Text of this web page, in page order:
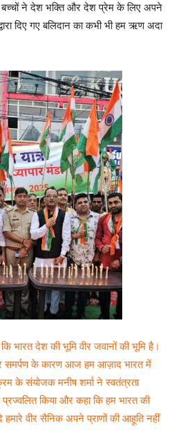
ने देश भक्ति और देश प्रेम के लिए अपने
दिए गए बलिदान का कभी भी हम ऋण अदा
भारत देश की भूमि वीर जवानों की भूमि है।
समर्पण के कारण आज हम आज़ाद भारत में
के संयोजक मनीष शर्मा ने स्वतंत्रता
किया और कहा कि हम भारत की
वीर सैनिक अपने प्राणों की आहूति नहीं